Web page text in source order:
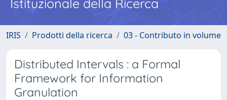
Istituzionale della Ricerca
IRIS Prodotti della ricerca 03 - Contributo in volume
Distributed Intervals : a Formal
Framework for Information
Granulation